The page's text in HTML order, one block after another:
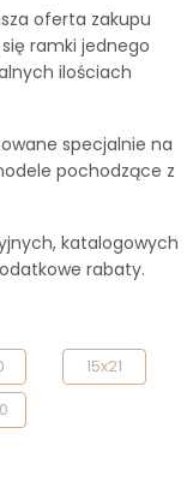
oferta zakupu
ramki jednego
ilościach
specjalnie na
pochodzące z
katalogowych
rabaty.
15x21